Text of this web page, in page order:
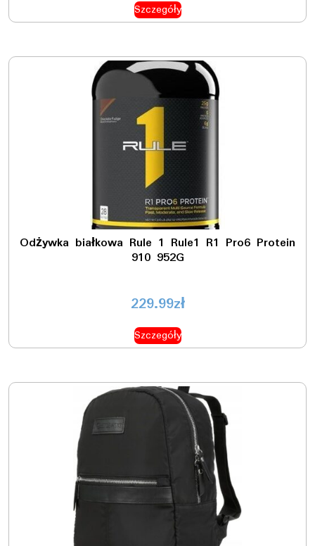
Szczegóły
Odżywka białkowa Rule 1 Rule1 R1 Pro6 Protein
910 952G
229.99zł
Szczegóły